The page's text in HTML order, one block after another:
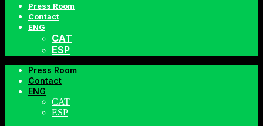
Press Room
Contact
ENG
CAT
ESP
Press Room
Contact
ENG
CAT
ESP